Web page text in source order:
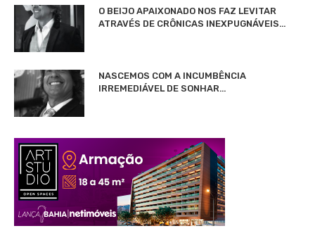
O BEIJO APAIXONADO NOS FAZ LEVITAR
ATRAVÉS DE CRÔNICAS INEXPUGNÁVEIS…
NASCEMOS COM A INCUMBÊNCIA
IRREMEDIÁVEL DE SONHAR…